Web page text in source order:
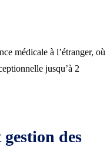
médicale à l’étranger, où
jusqu’à 2
des